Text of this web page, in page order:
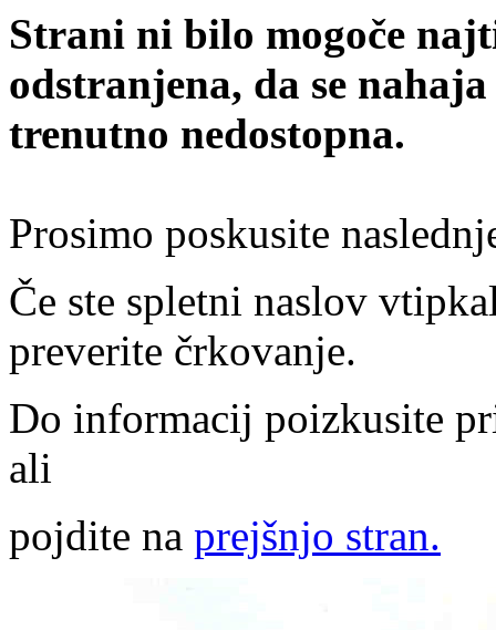
Strani ni bilo mogoče
odstranjena, da se
trenutno nedostopna.
Prosimo poskusite
Če ste spletni naslov
preverite črkovanje.
Do informacij poizkusite
ali
pojdite na prejšnjo stran.